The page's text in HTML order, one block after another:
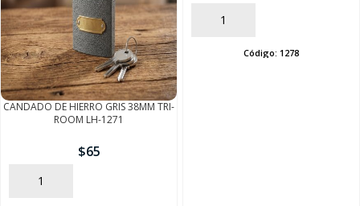
CANDADO DE HIERRO GRIS 38MM TRI-
ROOM LH-1271
$65
AÑADIR
AÑADIR
Código: 1278